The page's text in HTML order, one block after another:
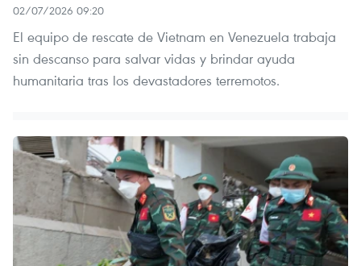
02/07/2026 09:20
El equipo de rescate de Vietnam en Venezuela trabaja
sin descanso para salvar vidas y brindar ayuda
humanitaria tras los devastadores terremotos.